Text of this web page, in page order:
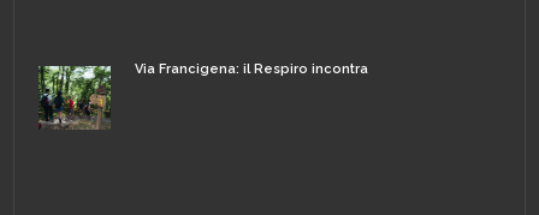
Via Francigena: il Respiro incontra